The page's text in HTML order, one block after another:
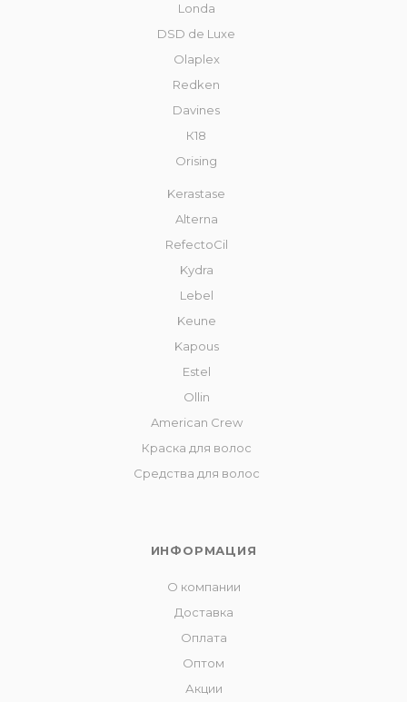
Londa
DSD de Luxe
Olaplex
Redken
Davines
К18
Orising
Kerastase
Alterna
RefectoCil
Kydra
Lebel
Keune
Kapous
Estel
Ollin
American Crew
Краска для волос
Средства для волос
ИНФОРМАЦИЯ
О компании
Доставка
Оплата
Оптом
Акции